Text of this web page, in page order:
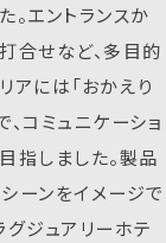
エントランスか
合せなど、多目的
アには「おかえり
コミュニケーショ
指しました。製品
ーンをイメージで
グジュアリーホテ